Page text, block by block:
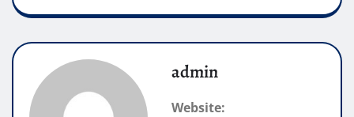
admin
Website: